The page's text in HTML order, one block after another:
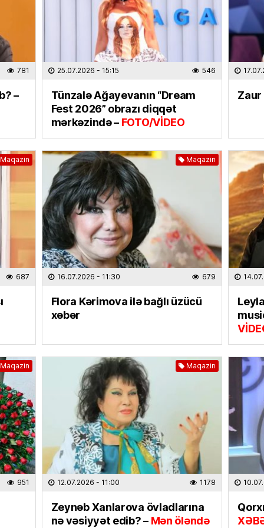
Vaqif
SON
MEDİA
İDMAN
Salah
DÜNYA
İki
olundu
ELM VƏ
781
–
25.07.2026 - 15:15 546
Tünzalə Ağayevanın “Dream
Fest 2026” obrazı diqqət
mərkəzində –FOTO/VİDEO
Zaur
Maqazin
687
Maqazin
16.07.2026 - 11:30 679
Flora Kərimova ilə bağlı üzücü
xəbər
Maqazin
951
Maqazin
12.07.2026 - 11:00 1178
Zeynəb Xanlarova övladlarına
nə vəsiyyət edib? –Mən öləndə